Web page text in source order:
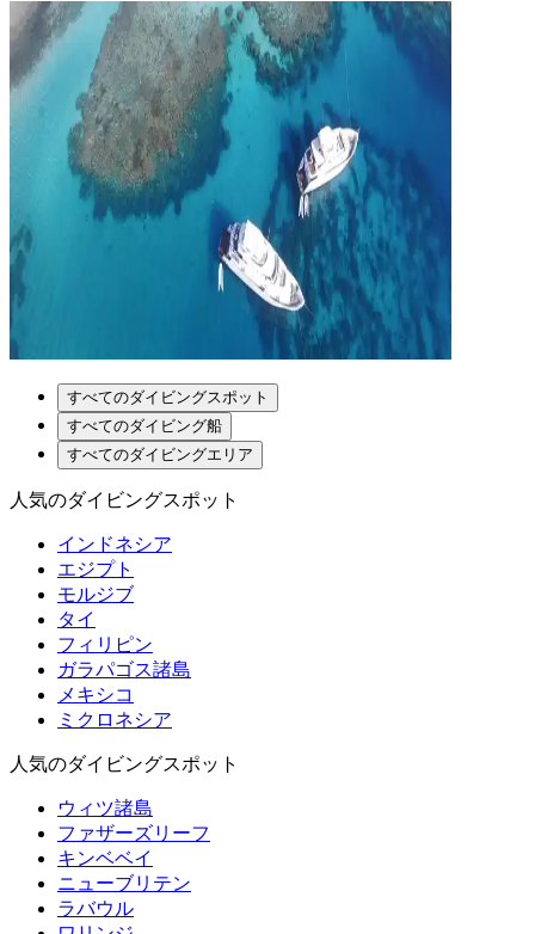
すべてのダイビングスポット
すべてのダイビング船
すべてのダイビングエリア
人気のダイビングスポット
インドネシア
エジプト
モルジブ
タイ
フィリピン
ガラパゴス諸島
メキシコ
ミクロネシア
人気のダイビングスポット
ウィツ諸島
ファザーズリーフ
キンベベイ
ニューブリテン
ラバウル